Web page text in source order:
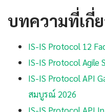
บทความที่เกี่
IS-IS Protocol 12
IS-IS Protocol Agile
IS-IS Protocol API
สมบูรณ์ 2026